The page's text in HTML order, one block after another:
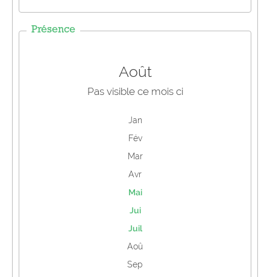
Présence
Août
Pas visible ce mois ci
Jan
Fév
Mar
Avr
Mai
Jui
Juil
Aoû
Sep